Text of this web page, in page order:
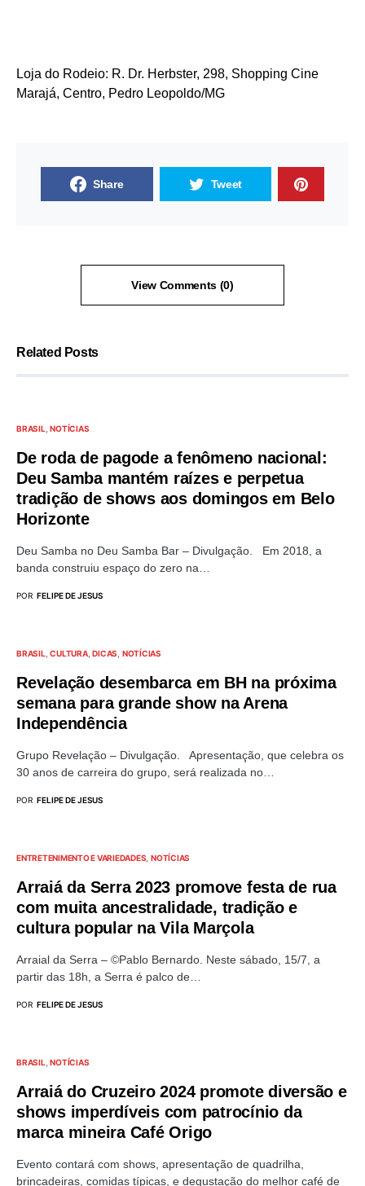
Loja do Rodeio: R. Dr. Herbster, 298, Shopping Cine
Marajá, Centro, Pedro Leopoldo/MG
Share Tweet
View Comments (0)
Related Posts
BRASIL NOTÍCIAS
De roda de pagode a fenômeno nacional:
Deu Samba mantém raízes e perpetua
tradição de shows aos domingos em Belo
Horizonte
Deu Samba no Deu Samba Bar – Divulgação. Em 2018, a
banda construiu espaço do zero na…
POR FELIPE DE JESUS
BRASIL CULTURA DICAS NOTÍCIAS
Revelação desembarca em BH na próxima
semana para grande show na Arena
Independência
Grupo Revelação – Divulgação. Apresentação, que celebra os
30 anos de carreira do grupo, será realizada no…
POR FELIPE DE JESUS
ENTRETENIMENTO E VARIEDADES NOTÍCIAS
Arraiá da Serra 2023 promove festa de rua
com muita ancestralidade, tradição e
cultura popular na Vila Marçola
Arraial da Serra – ©Pablo Bernardo. Neste sábado, 15/7, a
partir das 18h, a Serra é palco de…
POR FELIPE DE JESUS
BRASIL NOTÍCIAS
Arraiá do Cruzeiro 2024 promote diversão e
shows imperdíveis com patrocínio da
marca mineira Café Origo
Evento contará com shows, apresentação de quadrilha,
brincadeiras, comidas típicas, e degustação do melhor café de